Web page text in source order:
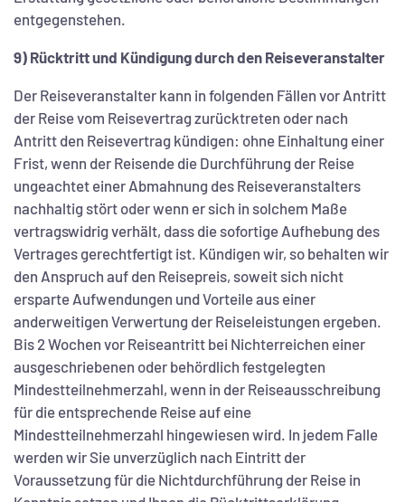
entgegenstehen.
9) Rücktritt und Kündigung durch den Reiseveranstalter
Der Reiseveranstalter kann in folgenden Fällen vor Antritt
der Reise vom Reisevertrag zurücktreten oder nach
Antritt den Reisevertrag kündigen: ohne Einhaltung einer
Frist, wenn der Reisende die Durchführung der Reise
ungeachtet einer Abmahnung des Reiseveranstalters
nachhaltig stört oder wenn er sich in solchem Maße
vertragswidrig verhält, dass die sofortige Aufhebung des
Vertrages gerechtfertigt ist. Kündigen wir, so behalten wir
den Anspruch auf den Reisepreis, soweit sich nicht
ersparte Aufwendungen und Vorteile aus einer
anderweitigen Verwertung der Reiseleistungen ergeben.
Bis 2 Wochen vor Reiseantritt bei Nichterreichen einer
ausgeschriebenen oder behördlich festgelegten
Mindestteilnehmerzahl, wenn in der Reiseausschreibung
für die entsprechende Reise auf eine
Mindestteilnehmerzahl hingewiesen wird. In jedem Falle
werden wir Sie unverzüglich nach Eintritt der
Voraussetzung für die Nichtdurchführung der Reise in